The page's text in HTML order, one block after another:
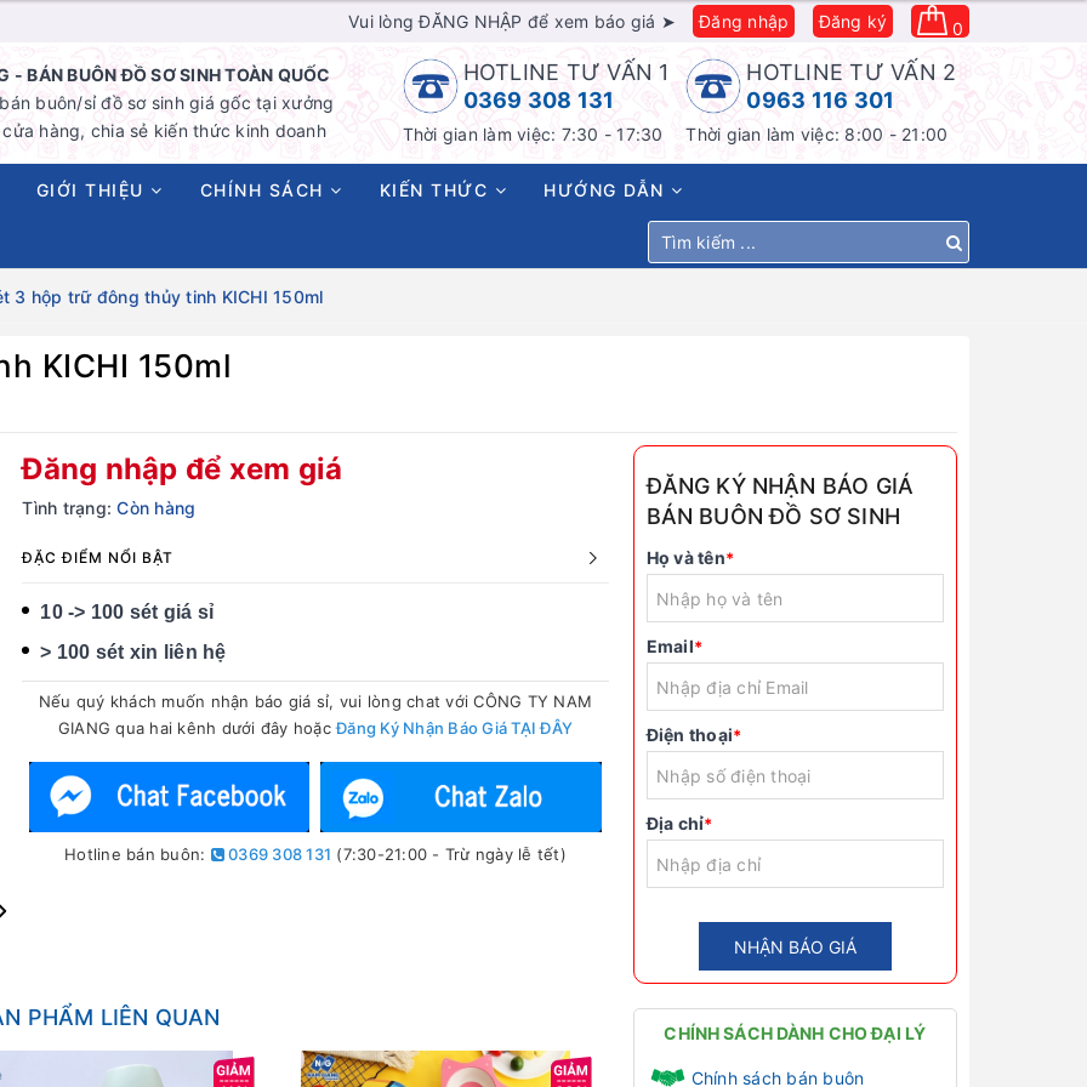
Vui lòng ĐĂNG NHẬP để xem báo giá ➤ Đăng nhập Đăng ký 0
- BÁN BUÔN ĐỒ SƠ SINH TOÀN QUỐC
buôn/sỉ đồ sơ sinh giá gốc tại xưởng
hàng, chia sẻ kiến thức kinh doanh
HOTLINE TƯ VẤN 1
0369 308 131
Thời gian làm việc: 7:30 - 17:30
HOTLINE TƯ VẤN 2
0963 116 301
Thời gian làm việc: 8:00 - 21:00
GIỚI THIỆU CHÍNH SÁCH KIẾN THỨC HƯỚNG DẪN
3 hộp trữ đông thủy tinh KICHI 150ml
KICHI 150ml
Đăng nhập để xem giá
Tình trạng: Còn hàng
ĐẶC ĐIỂM NỔI BẬT
10 -> 100 sét giá sỉ
> 100 sét xin liên hệ
Nếu quý khách muốn nhận báo giá sỉ, vui lòng chat với CÔNG TY NAM
GIANG qua hai kênh dưới đây hoặcĐăng Ký Nhận Báo Giá TẠI ĐÂY
Hotline bán buôn: 0369 308 131 (7:30-21:00 - Trừ ngày lễ tết)
PHẨM LIÊN QUAN
ĐĂNG KÝ NHẬN BÁO GIÁ
BÁN BUÔN ĐỒ SƠ SINH
Họ và tên*
Email*
Điện thoại*
Địa chỉ*
NHẬN BÁO GIÁ
CHÍNH SÁCH DÀNH CHO ĐẠI LÝ
Chính sách bán buôn